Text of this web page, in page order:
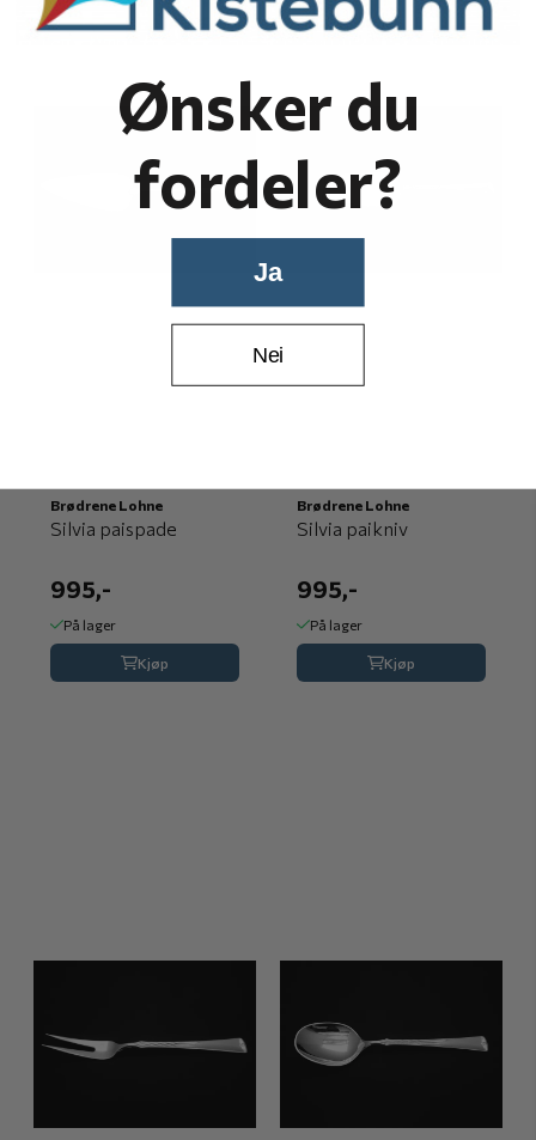
Brødrene Lohne
Silvia paispade
995,-
På lager
Kjøp
Brødrene Lohne
Silvia paikniv
995,-
På lager
Kjøp
Ønsker du
fordeler?
Ja
Nei